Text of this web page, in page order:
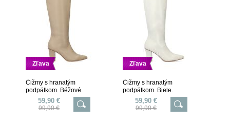
Zľava
Čižmy s hranatým
podpätkom. Béžové.
59,90 €
99,90 €
Zľava
Čižmy s hranatým
podpätkom. Biele.
59,90 €
99,90 €